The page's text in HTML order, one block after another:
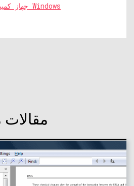
جهاز كمبيوتر يعمل بنظام Windows
مقالات